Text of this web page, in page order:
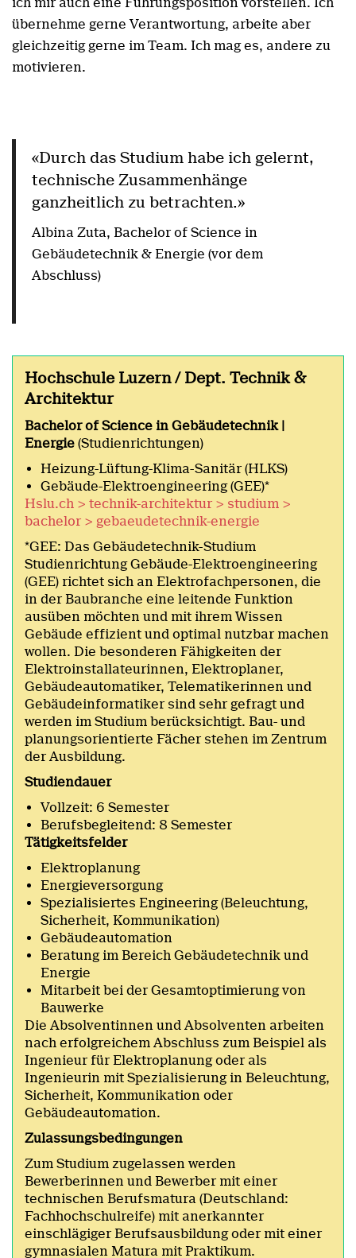
ich mir auch eine Führungsposition vorstellen. Ich
übernehme gerne Verantwortung, arbeite aber
gleichzeitig gerne im Team. Ich mag es, andere zu
motivieren.
«Durch das Studium habe ich gelernt,
technische Zusammenhänge
ganzheitlich zu betrachten.»
Albina Zuta, Bachelor of Science in
Gebäudetechnik & Energie (vor dem
Abschluss)
Hochschule Luzern / Dept. Technik &
Architektur
Bachelor of Science in Gebäudetechnik |
Energie (Studienrichtungen)
Heizung-Lüftung-Klima-Sanitär (HLKS)
Gebäude-Elektroengineering (GEE)*
Hslu.ch > technik-architektur > studium >
bachelor > gebaeudetechnik-energie
*GEE: Das Gebäudetechnik-Studium
Studienrichtung Gebäude-Elektroengineering
(GEE) richtet sich an Elektrofachpersonen, die
in der Baubranche eine leitende Funktion
ausüben möchten und mit ihrem Wissen
Gebäude effizient und optimal nutzbar machen
wollen. Die besonderen Fähigkeiten der
Elektroinstallateurinnen, Elektroplaner,
Gebäudeautomatiker, Telematikerinnen und
Gebäudeinformatiker sind sehr gefragt und
werden im Studium berücksichtigt. Bau- und
planungsorientierte Fächer stehen im Zentrum
der Ausbildung.
Studiendauer
Vollzeit: 6 Semester
Berufsbegleitend: 8 Semester
Tätigkeitsfelder
Elektroplanung
Energieversorgung
Spezialisiertes Engineering (Beleuchtung,
Sicherheit, Kommunikation)
Gebäudeautomation
Beratung im Bereich Gebäudetechnik und
Energie
Mitarbeit bei der Gesamtoptimierung von
Bauwerke
Die Absolventinnen und Absolventen arbeiten
nach erfolgreichem Abschluss zum Beispiel als
Ingenieur für Elektroplanung oder als
Ingenieurin mit Spezialisierung in Beleuchtung,
Sicherheit, Kommunikation oder
Gebäudeautomation.
Zulassungsbedingungen
Zum Studium zugelassen werden
Bewerberinnen und Bewerber mit einer
technischen Berufsmatura (Deutschland:
Fachhochschulreife) mit anerkannter
einschlägiger Berufsausbildung oder mit einer
gymnasialen Matura mit Praktikum.